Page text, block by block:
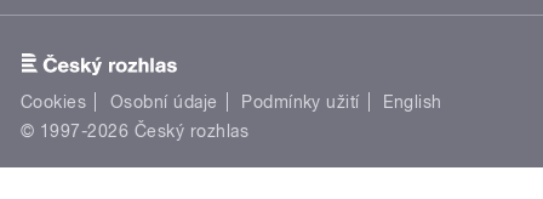
Cookies Osobní údaje Podmínky užití
English
© 1997-2026 Český rozhlas